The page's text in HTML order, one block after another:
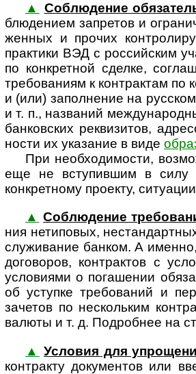
▲
Соблюдение
блю­де­ни­ем запретов и
женных и прочих
практики ВЭД с рос­сий­ским
по конкретной сделке,
требованиям к контрактам по
и (или) заполнение на
и т. п., названий
банковских реквизитов,
ности их указание в виде
При необходимости,
еще не вступившим в силу
конкретному проекту,
▲ Соблюдение
ния нетиповых,
слу­жи­ва­ние банком. А
договоров, контрактов с
условиями о погашении
об уступке требований и
зачетов по нескольким
валюты и т. д. Подробнее на
▲ Условия для
кон­т­рак­ту документов или